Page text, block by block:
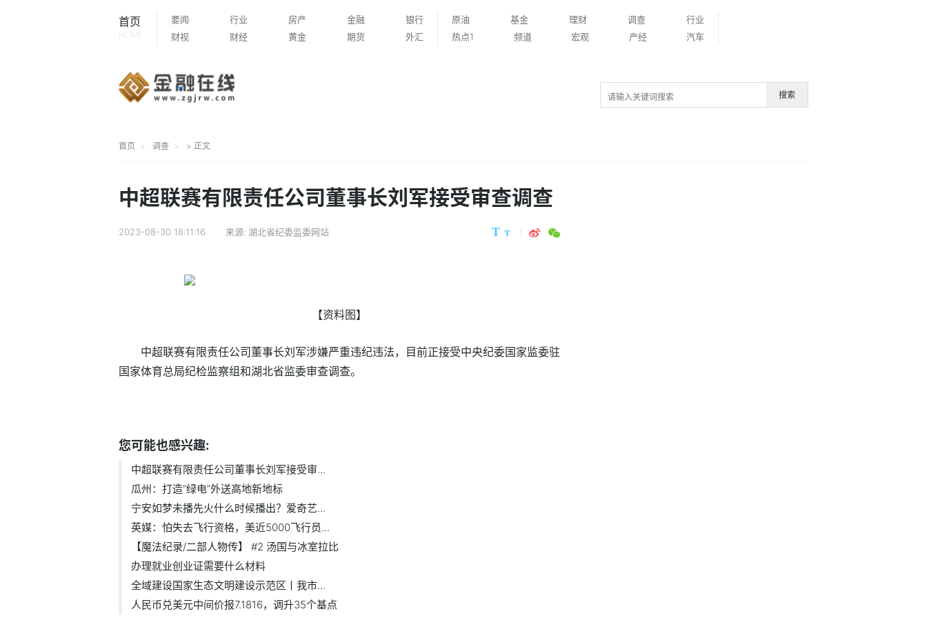
首页
HOME
要闻 行业 房产 金融
银行
财视
财经 黄金 期货 外汇
原油 基金 理财 调查
行业
热点1
频道 宏观 产经 汽车
搜索
首页 调查 > 正文
中超联赛有限责任公司董事长刘军接受审查调查
2023-08-30 18:11:16 来源: 湖北省纪委监委网站
【资料图】
中超联赛有限责任公司董事长刘军涉嫌严重违纪违法，目前正接受中央纪委国家监委驻
国家体育总局纪检监察组和湖北省监委审查调查。
您可能也感兴趣:
中超联赛有限责任公司董事长刘军接受审...
瓜州：打造“绿电”外送高地新地标
宁安如梦未播先火什么时候播出？爱奇艺...
英媒：怕失去飞行资格，美近5000飞行员...
【魔法纪录/二部人物传】 #2 汤国与冰室拉比
办理就业创业证需要什么材料
全域建设国家生态文明建设示范区丨我市...
人民币兑美元中间价报7.1816，调升35个基点